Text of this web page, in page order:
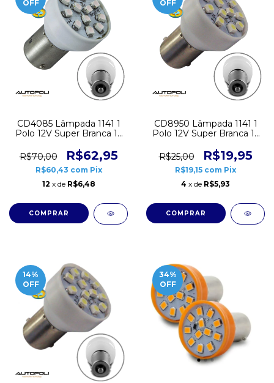
OFF
CD4085 Lâmpada 1141 1
Polo 12V Super Branca 12
Autopoli Par
R$70,00 R$62,95
R$60,43 com Pix
12 x de R$6,48
OFF
CD8950 Lâmpada 1141 1
Polo 12V Super Branca 12
R$25,00
R$19,95
R$19,15 com Pix
4 x de R$5,93
14%
OFF
34%
OFF